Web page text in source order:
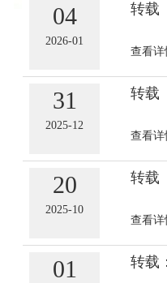
04
2026-01
转载
查看详
31
2025-12
转载
查看详
20
2025-10
查看详
01